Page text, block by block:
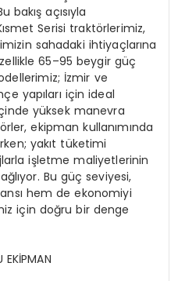
bakış açısıyla
Serisi traktörlerimiz,
sahadaki ihtiyaçlarına
65–95 beygir güç
İzmir ve
yapıları için ideal
yüksek manevra
ekipman kullanımında
yakıt tüketimi
işletme maliyetlerinin
Bu güç seviyesi,
hem de ekonomiyi
için doğru bir denge